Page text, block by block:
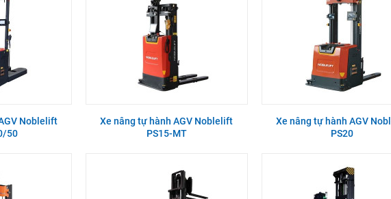
Noblelift
50
Xe nâng tự hành AGV Noblelift
PS15-MT
Xe nâng tự hành AGV
PS20